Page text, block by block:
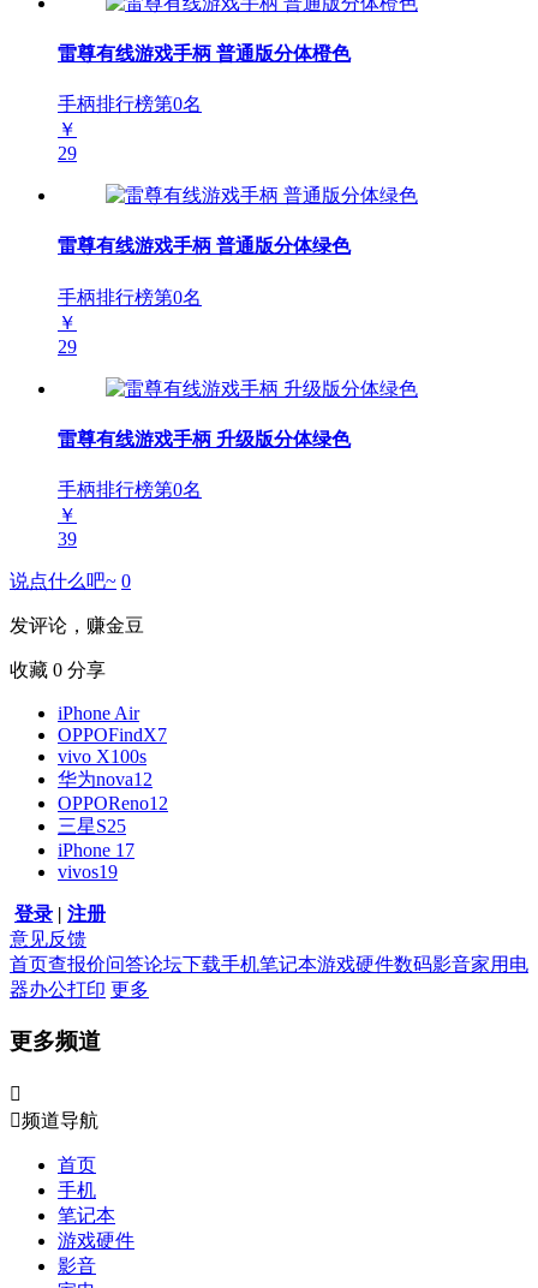
雷尊有线游戏手柄 普通版分体橙色
手柄排行榜第0名
￥
29
雷尊有线游戏手柄 普通版分体绿色
手柄排行榜第0名
￥
29
雷尊有线游戏手柄 升级版分体绿色
手柄排行榜第0名
￥
39
说点什么吧~ 0
发评论，赚金豆
收藏 0 分享
iPhone Air
OPPOFindX7
vivo X100s
华为nova12
OPPOReno12
三星S25
iPhone 17
vivos19
登录 | 注册
意见反馈
首页查报价问答论坛下载手机笔记本游戏硬件数码影音家用电
器办公打印 更多
更多频道

频道导航
首页
手机
笔记本
游戏硬件
影音